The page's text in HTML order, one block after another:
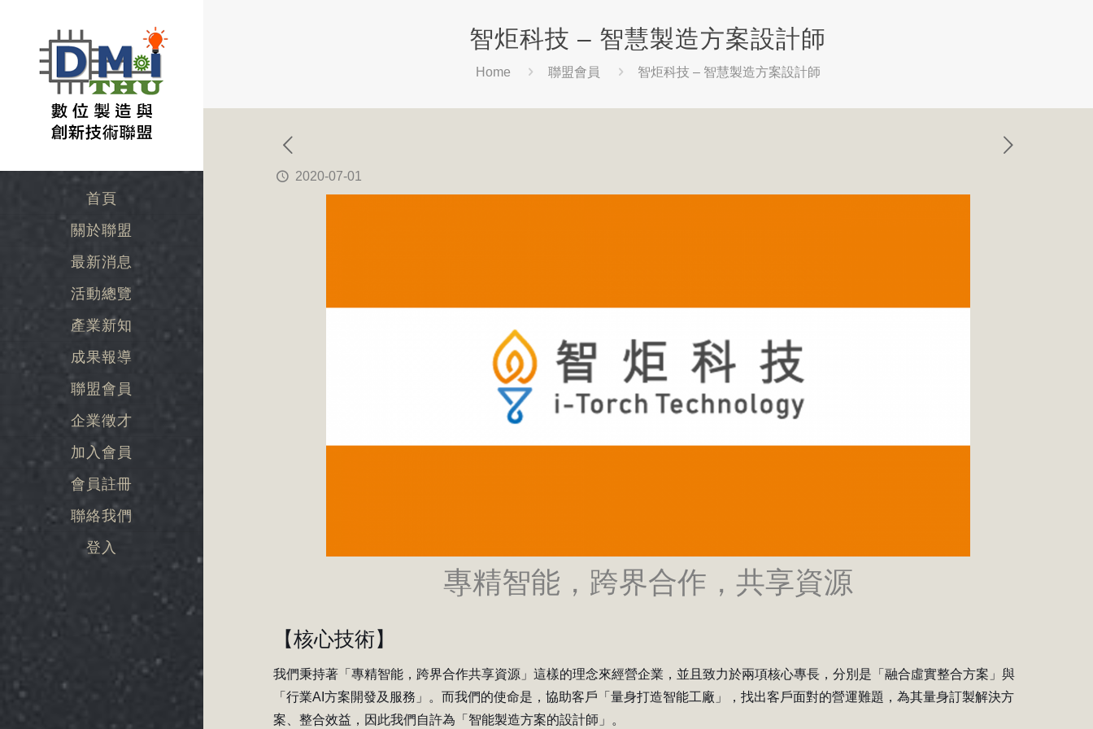
首頁
關於聯盟
最新消息
活動總覽
產業新知
成果報導
聯盟會員
企業徵才
加入會員
會員註冊
聯絡我們
登入
智炬科技 – 智慧製造方案設計師
Home 聯盟會員 智炬科技 – 智慧製造方案設計師
2020-07-01
專精智能，跨界合作，共享資源
【核心技術】
我們秉持著「專精智能，跨界合作共享資源」這樣的理念來經營企業，並且致力於兩項核心專長，分別是「融合虛實整合方案」與
「行業AI方案開發及服務」。而我們的使命是，協助客戶「量身打造智能工廠」，找出客戶面對的營運難題，為其量身訂製解決方
案、整合效益，因此我們自許為「智能製造方案的設計師」。